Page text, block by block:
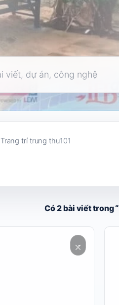
Trang trí trung thu101
Có 2 bài viết trong